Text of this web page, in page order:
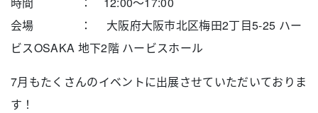
会場 ：
大阪府大阪市北区梅田2丁目5-25 ハー
ビスOSAKA 地下2階 ハービスホール
7月もたくさんのイベントに出展させていただいておりま
す！